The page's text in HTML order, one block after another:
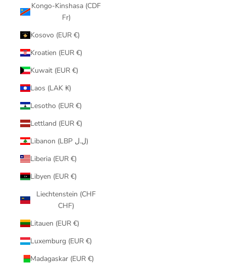
Kongo-Kinshasa (CDF
Fr)
Kosovo (EUR €)
Kroatien (EUR €)
Kuwait (EUR €)
Laos (LAK ₭)
Lesotho (EUR €)
Lettland (EUR €)
Libanon (LBP ل.ل)
Liberia (EUR €)
Libyen (EUR €)
Liechtenstein (CHF
CHF)
Litauen (EUR €)
Luxemburg (EUR €)
Madagaskar (EUR €)